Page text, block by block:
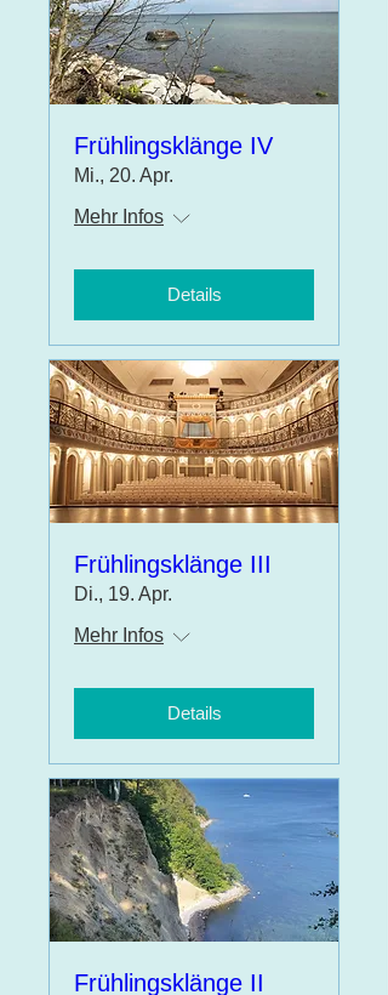
Frühlingsklänge IV
Mi., 20. Apr.
Mehr Infos
Details
Frühlingsklänge III
Di., 19. Apr.
Mehr Infos
Details
Frühlingsklänge II